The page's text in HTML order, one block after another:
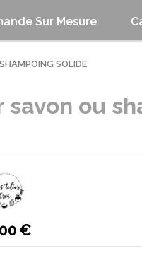
Sur Mesure
SOLIDE
ou
€